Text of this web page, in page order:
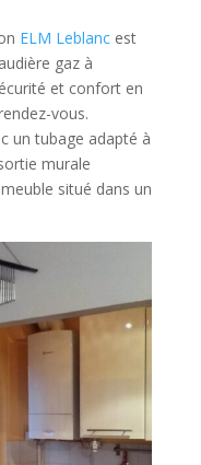
ELM Leblanc est
gaz à
et confort en
vous.
un tubage adapté à
murale
situé dans un